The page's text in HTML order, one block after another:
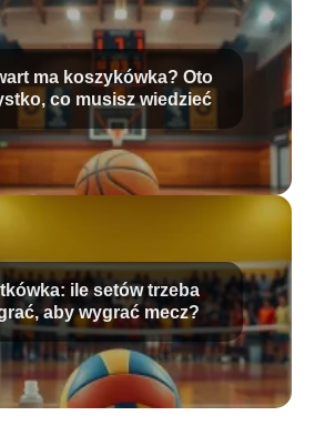
ma koszykówka? Oto
co musisz wiedzieć
ile setów trzeba
aby wygrać mecz?